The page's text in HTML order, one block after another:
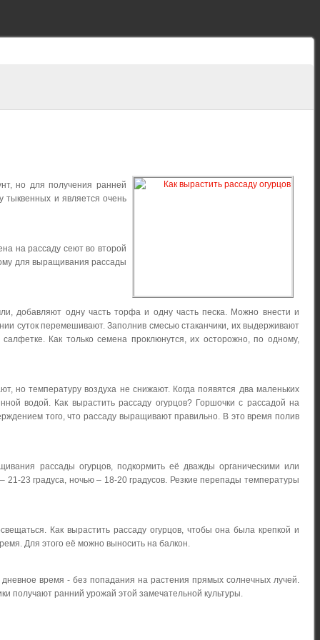
но для получения ранней
тыквенных и является очень
на рассаду сеют во второй
для выращивания рассады
добавляют одну часть торфа и одну часть песка. Можно внести и
суток перемешивают. Заполнив смесью стаканчики, их выдерживают
Как только семена проклюнутся, их осторожно, по одному,
но температуру воздуха не снижают. Когда появятся два маленьких
водой. Как вырастить рассаду огурцов? Горшочки с рассадой на
того, что рассаду выращивают правильно. В это время полив
рассады огурцов, подкормить её дважды органическими или
23 градуса, ночью – 18-20 градусов. Резкие перепады температуры
Как вырастить рассаду огурцов, чтобы она была крепкой и
Для этого её можно выносить на балкон.
дневное время - без попадания на растения прямых солнечных лучей.
получают ранний урожай этой замечательной культуры.